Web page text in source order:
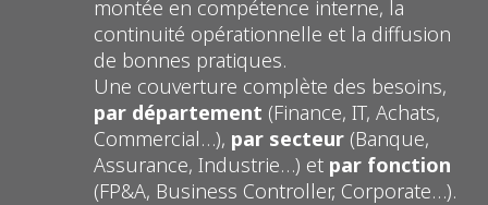
montée en compétence interne, la
continuité opérationnelle et la diffusion
de bonnes pratiques.
Une couverture complète des besoins,
par département (Finance, IT, Achats,
Commercial…), par secteur (Banque,
Assurance, Industrie…) et par fonction
(FP&A, Business Controller, Corporate…).